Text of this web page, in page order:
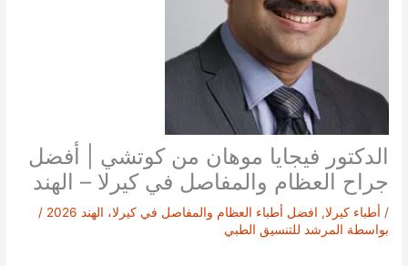
الدكتور فيجايا موهان من كوتشي | أفضل
جراح العظام والمفاصل في كيرلا – الهند
/ أطباء كيرلا, افضل أطباء العظام والمفاصل في كيرلا، الهند 2026
/
بواسطة المرشد للتنسيق الطبي